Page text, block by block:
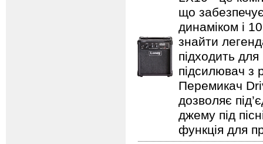
що
динаміком і
знайти
підходить
підсилювач з
Перемикач
дозволяє
джему під
функція для